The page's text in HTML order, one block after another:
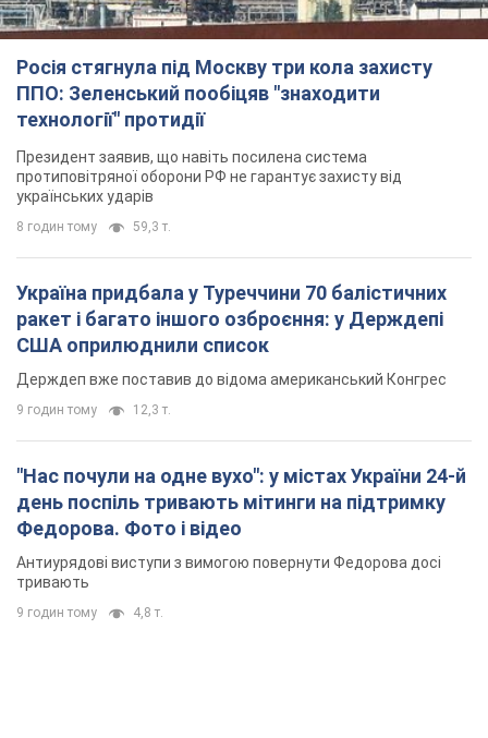
Росія стягнула під Москву три кола захисту
Президент заявив, що навіть посилена система
протиповітряної оборони РФ не гарантує захисту від
українських ударів
8 годин тому 59,3 т.
Україна придбала у Туреччини 70 балістичних
ракет і багато іншого озброєння: у Держдепі
США оприлюднили список
Держдеп вже поставив до відома американський Конгрес
9 годин тому 12,3 т.